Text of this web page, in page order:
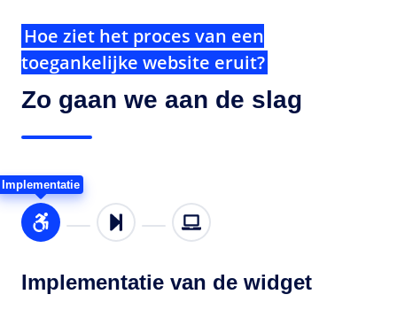
Hoe ziet het proces van een
toegankelijke website eruit?
Zo gaan we aan de slag
Implementatie
Implementatie van de widget